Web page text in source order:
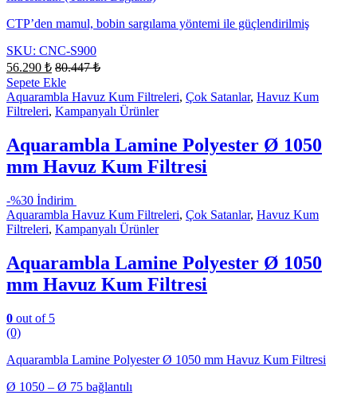
CTP’den mamul, bobin sargılama yöntemi ile güçlendirilmiş
SKU: CNC-S900
56.290 ₺ 80.447₺
Sepete Ekle
Aquarambla Havuz Kum Filtreleri, Çok Satanlar, Havuz Kum
Filtreleri, Kampanyalı Ürünler
Aquarambla Lamine Polyester Ø 1050
mm Havuz Kum Filtresi
-%30 İndirim
Aquarambla Havuz Kum Filtreleri, Çok Satanlar, Havuz Kum
Filtreleri, Kampanyalı Ürünler
Aquarambla Lamine Polyester Ø 1050
mm Havuz Kum Filtresi
0 out of 5
(0)
Aquarambla Lamine Polyester Ø 1050 mm Havuz Kum Filtresi
Ø 1050 – Ø 75 bağlantılı